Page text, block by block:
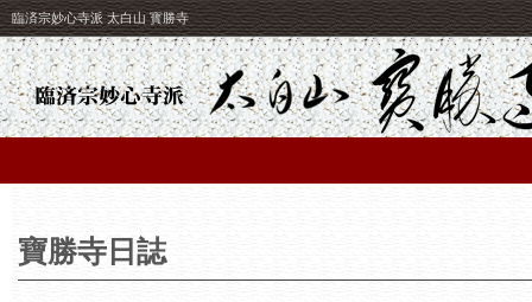
臨済宗妙心寺派 太白山 寳勝寺
寶勝寺日誌